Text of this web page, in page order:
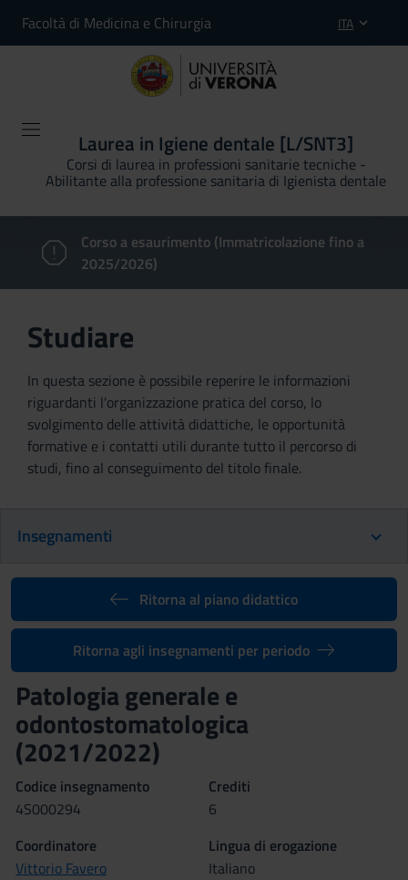
Facoltà di Medicina e Chirurgia ITA
Laurea in Igiene dentale [L/SNT3]
Corsi di laurea in professioni sanitarie tecniche -
Abilitante alla professione sanitaria di Igienista dentale
Corso a esaurimento (Immatricolazione fino a
2025/2026)
Studiare
In questa sezione è possibile reperire le informazioni
riguardanti l'organizzazione pratica del corso, lo
svolgimento delle attività didattiche, le opportunità
formative e i contatti utili durante tutto il percorso di
studi, fino al conseguimento del titolo finale.
Insegnamenti
Ritorna al piano didattico
Ritorna agli insegnamenti per periodo
Patologia generale e
odontostomatologica
(2021/2022)
Codice insegnamento
4S000294
Crediti
6
Coordinatore
Vittorio Favero
Lingua di erogazione
Italiano